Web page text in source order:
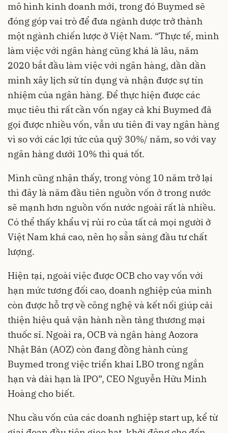
mô hình kinh doanh mới, trong đó Buymed sẽ
đóng góp vai trò để đưa ngành dược trở thành
một ngành chiến lược ở Việt Nam. “Thực tế, mình
làm việc với ngân hàng cũng khá là lâu, năm
2020 bắt đầu làm việc với ngân hàng, dần dần
mình xây lịch sử tín dụng và nhận được sự tín
nhiệm của ngân hàng. Để thực hiện được các
mục tiêu thì rất cần vốn ngay cả khi Buymed đã
gọi được nhiều vốn, vẫn ưu tiên đi vay ngân hàng
vì so với các lợi tức của quỹ 30%/ năm, so với vay
ngân hàng dưới 10% thì quá tốt.
Mình cũng nhận thấy, trong vòng 10 năm trở lại
thì đây là năm đầu tiên nguồn vốn ở trong nước
sẽ mạnh hơn nguồn vốn nước ngoài rất là nhiều.
Có thể thấy khẩu vị rủi ro của tất cả mọi người ở
Việt Nam khá cao, nên họ sẵn sàng đầu tư chất
lượng.
Hiện tại, ngoài việc được OCB cho vay vốn với
hạn mức tương đối cao, doanh nghiệp của mình
còn được hỗ trợ về công nghệ và kết nối giúp cải
thiện hiệu quả vận hành nền tảng thương mại
thuốc sỉ. Ngoài ra, OCB và ngân hàng Aozora
Nhật Bản (AOZ) còn đang đồng hành cùng
Buymed trong việc triển khai LBO trong ngắn
hạn và dài hạn là IPO”, CEO Nguyễn Hữu Minh
Hoàng cho biết.
Nhu cầu vốn của các doanh nghiệp start up, kể từ